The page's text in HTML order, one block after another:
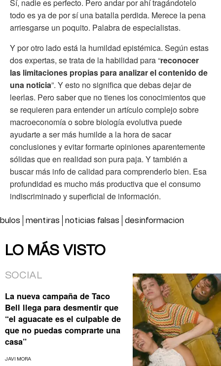
Sí, nadie es perfecto. Pero andar por ahí tragándotelo
todo es ya de por sí una batalla perdida. Merece la pena
arriesgarse un poquito. Palabra de especialistas.
Y por otro lado está la humildad epistémica. Según estas
dos expertas, se trata de la habilidad para “reconocer
las limitaciones propias para analizar el contenido de
una noticia”. Y esto no significa que debas dejar de
leerlas. Pero saber que no tienes los conocimientos que
se requieren para entender un artículo complejo sobre
macroeconomía o sobre biología evolutiva puede
ayudarte a ser más humilde a la hora de sacar
conclusiones y evitar formarte opiniones aparentemente
sólidas que en realidad son pura paja. Y también a
buscar más info de calidad para comprenderlo bien. Esa
profundidad es mucho más productiva que el consumo
indiscriminado y superficial de información.
bulos mentiras noticias falsas desinformacion
LO MÁS VISTO
SOCIAL
La nueva campaña de Taco
Bell llega para desmentir que
“el aguacate es el culpable de
que no puedas comprarte una
casa”
JAVI MORA